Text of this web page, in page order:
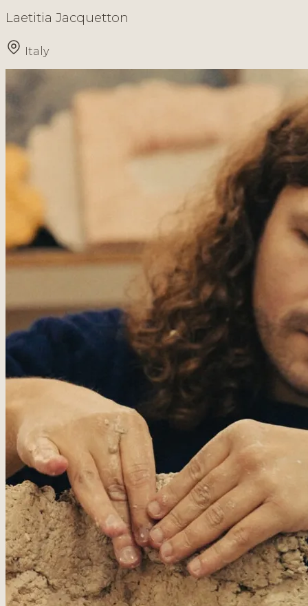
Laetitia Jacquetton
Italy